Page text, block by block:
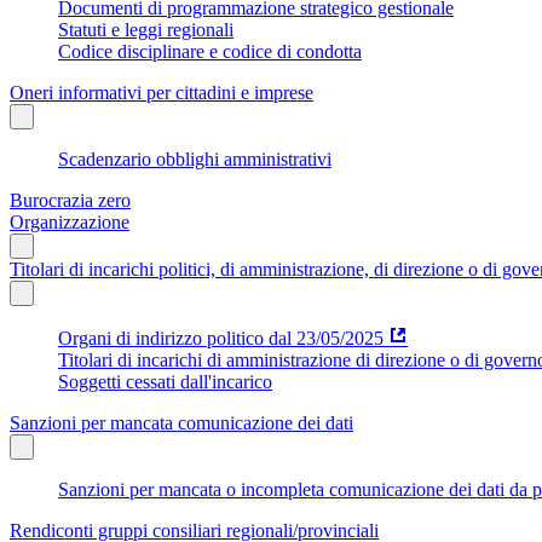
Documenti di programmazione strategico gestionale
Statuti e leggi regionali
Codice disciplinare e codice di condotta
Oneri informativi per cittadini e imprese
Scadenzario obblighi amministrativi
Burocrazia zero
Organizzazione
Titolari di incarichi politici, di amministrazione, di direzione o di
Organi di indirizzo politico dal 23/05/2025
Titolari di incarichi di amministrazione di direzione o di
Soggetti cessati dall'incarico
Sanzioni per mancata comunicazione dei dati
Sanzioni per mancata o incompleta comunicazione dei dati
Rendiconti gruppi consiliari regionali/provinciali